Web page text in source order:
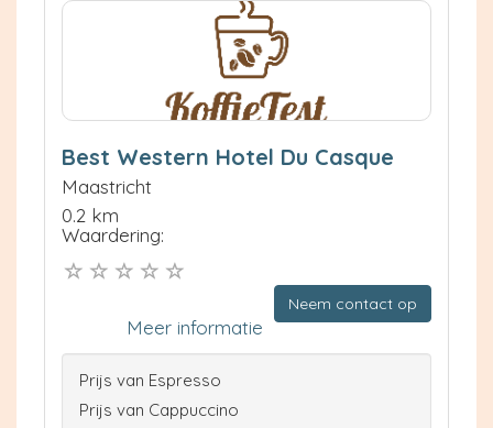
Best Western Hotel Du Casque
Maastricht
0.2 km
Waardering:
Neem contact op
Meer informatie
Prijs van Espresso
Prijs van Cappuccino